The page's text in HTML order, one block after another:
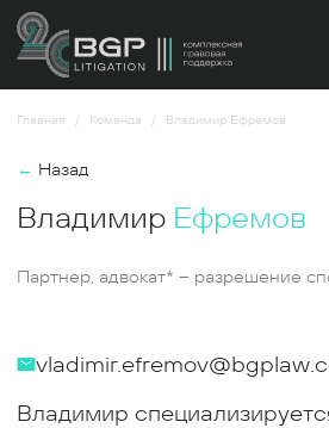
Главная Команда Владимир Ефремов
← Назад
Владимир Ефремов
Партнер, адвокат* – разрешение
Владимир